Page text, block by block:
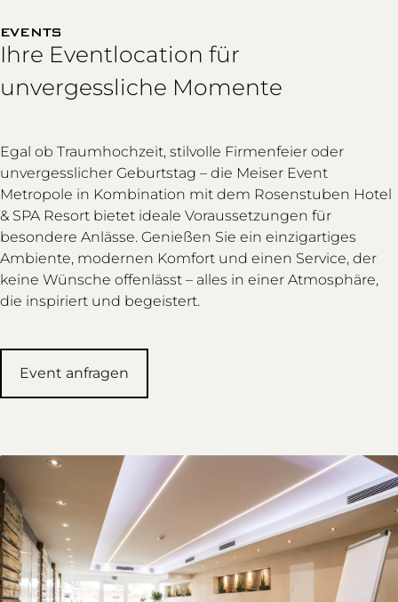
EVENTS
Ihre Eventlocation für
unvergessliche Momente
Egal ob Traumhochzeit, stilvolle Firmenfeier oder
unvergesslicher Geburtstag – die Meiser Event
Metropole in Kombination mit dem Rosenstuben Hotel
& SPA Resort bietet ideale Voraussetzungen für
besondere Anlässe. Genießen Sie ein einzigartiges
Ambiente, modernen Komfort und einen Service, der
keine Wünsche offenlässt – alles in einer Atmosphäre,
die inspiriert und begeistert.
Event anfragen